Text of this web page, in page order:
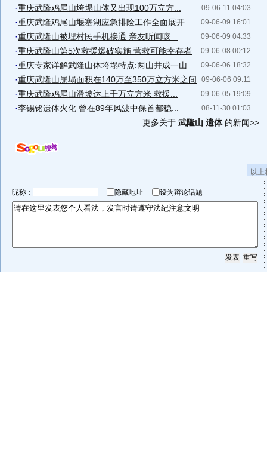
09-06-11 04:03
·重庆武隆鸡尾山垮塌山体又出现100万立方...
09-06-09 16:01
·重庆武隆鸡尾山堰塞湖应急排险工作全面展开
09-06-09 04:33
·重庆武隆山被埋村民手机接通 亲友听闻咳...
09-06-08 00:12
·重庆武隆山第5次救援爆破实施 营救可能幸存者
09-06-06 18:32
·重庆专家详解武隆山体垮塌特点:两山并成一山
09-06-06 09:11
·重庆武隆山崩塌面积在140万至350万立方米之间
09-06-05 19:09
·重庆武隆鸡尾山滑坡达上千万立方米 救援...
08-11-30 01:03
·李锡铭遗体火化 曾在89年风波中保首都稳...
更多关于 武隆山 遗体的新闻>>
以
昵称： 隐藏地址 设为辩论话题